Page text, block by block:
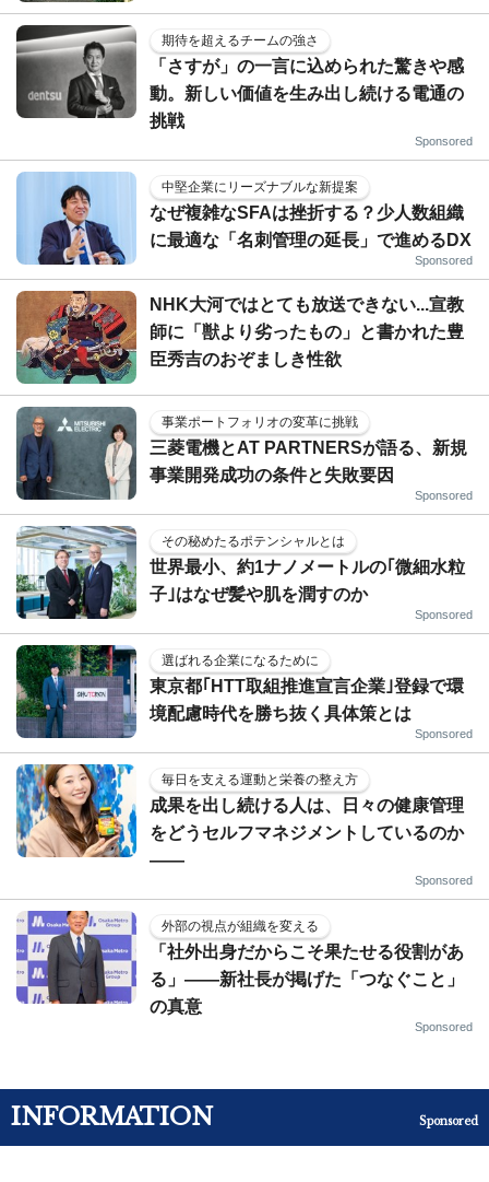
期待を超えるチームの強さ
「さすが」の一言に込められた驚きや感
動。新しい価値を生み出し続ける電通の
挑戦
Sponsored
中堅企業にリーズナブルな新提案
なぜ複雑なSFAは挫折する？少人数組織
に最適な「名刺管理の延長」で進めるDX
Sponsored
NHK大河ではとても放送できない...宣教
師に「獣より劣ったもの」と書かれた豊
臣秀吉のおぞましき性欲
事業ポートフォリオの変革に挑戦
三菱電機とAT PARTNERSが語る、新規
事業開発成功の条件と失敗要因
Sponsored
その秘めたるポテンシャルとは
世界最小、約1ナノメートルの｢微細水粒
子｣はなぜ髪や肌を潤すのか
Sponsored
選ばれる企業になるために
東京都｢HTT取組推進宣言企業｣登録で環
境配慮時代を勝ち抜く具体策とは
Sponsored
毎日を支える運動と栄養の整え方
成果を出し続ける人は、日々の健康管理
をどうセルフマネジメントしているのか
——
Sponsored
外部の視点が組織を変える
「社外出身だからこそ果たせる役割があ
る」――新社長が掲げた「つなぐこと」
の真意
Sponsored
INFORMATION Sponsored